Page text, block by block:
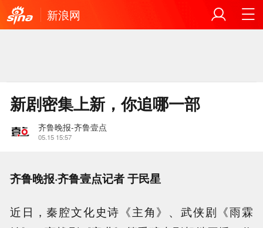
新浪网
新剧密集上新，你追哪一部
齐鲁晚报-齐鲁壹点
05.15 15:57
齐鲁晚报·齐鲁壹点记者 于民星
近日，秦腔文化史诗《主角》、武侠剧《雨霖